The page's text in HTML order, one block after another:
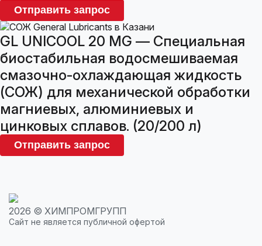
Отправить запрос
GL UNICOOL 20 MG — Специальная
биостабильная водосмешиваемая
смазочно-охлаждающая жидкость
(СОЖ) для механической обработки
магниевых, алюминиевых и
цинковых сплавов. (20/200 л)
Отправить запрос
2026 © ХИМПРОМГРУПП
Сайт не является публичной офертой